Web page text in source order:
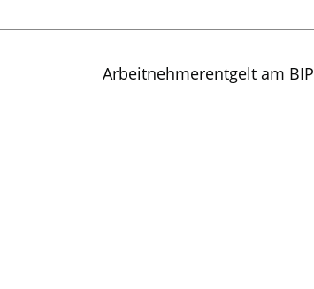
Arbeitnehmerentgelt am BIP